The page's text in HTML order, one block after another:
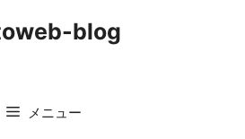
blog
メニュー